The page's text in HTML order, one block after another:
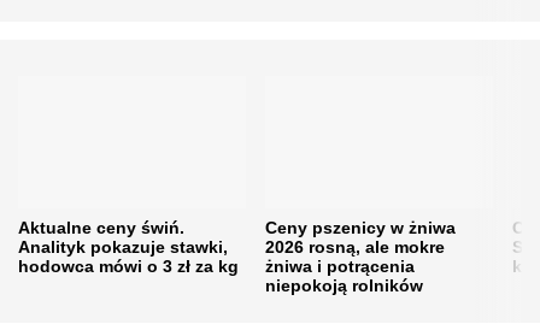
Aktualne ceny świń.
Analityk pokazuje stawki,
hodowca mówi o 3 zł za kg
Ceny pszenicy w żniwa
2026 rosną, ale mokre
żniwa i potrącenia
niepokoją rolników